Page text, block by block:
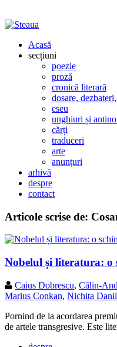
Acasă
secțiuni
poezie
proză
cronică literară
dosare,
eseu
unghiuri și
cărți
traduceri
arte
anunțuri
arhivă
despre
contact
Articole scrise de:
Nobelul și literatura: o
Caius Dobrescu, Călin-
Marius Conkan, Nichita
Pornind de la acordarea
de artele transgresive. Este